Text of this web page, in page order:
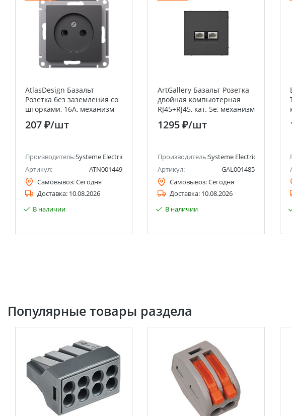
Schneider Electric)
AtlasDesign Базальт
Розетка без заземления со
шторками, 16А, механизм
Systeme Electric (Schneider
Electric)
207 ₽/шт
Производитель:Systeme Electric (ранее Schneider Electric)
Артикул:
ATN001449
Самовывоз:Сегодня
Доставка: 10.08.2026
В наличии
ArtGallery Базальт Розетка
двойная компьютерная
RJ45+RJ45, кат. 5е, механизм
Systeme Electric (Schneider
Electric)
1295 ₽/шт
Производитель:Systeme Electric (ранее
Артикул:
GAL001485
Самовывоз:Сегодня
Доставка: 10.08.2026
В наличии
Популярные товары раздела